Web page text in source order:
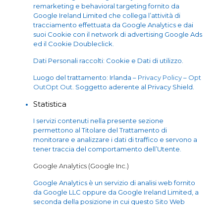
remarketing e behavioral targeting fornito da
Google Ireland Limited che collega l’attività di
tracciamento effettuata da Google Analytics e dai
suoi Cookie con il network di advertising Google Ads
ed il Cookie Doubleclick.
Dati Personali raccolti: Cookie e Dati di utilizzo.
Luogo del trattamento: Irlanda – Privacy Policy– Opt
OutOpt Out . Soggetto aderente al Privacy Shield.
Statistica
I servizi contenuti nella presente sezione
permettono al Titolare del Trattamento di
monitorare e analizzare i dati di traffico e servono a
tener traccia del comportamento dell’Utente.
Google Analytics (Google Inc.)
Google Analytics è un servizio di analisi web fornito
da Google LLC oppure da Google Ireland Limited, a
seconda della posizione in cui questo Sito Web